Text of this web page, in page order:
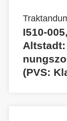
I510-
(PVS: